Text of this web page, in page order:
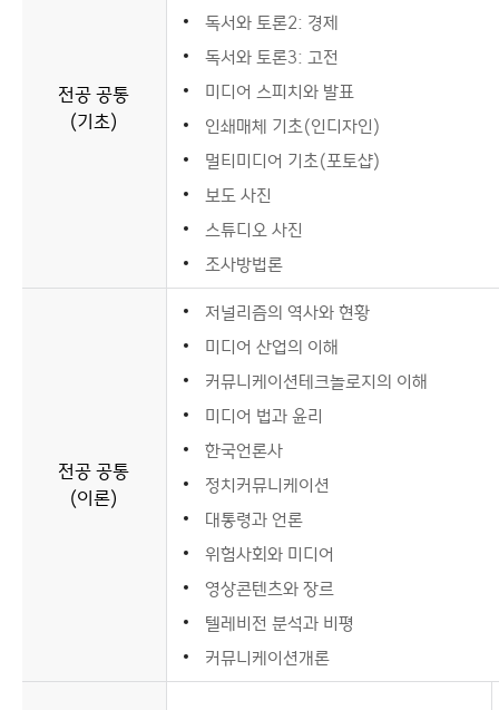
전공 공통
(기초)
독서와 토론2: 경제
독서와 토론3: 고전
미디어 스피치와 발표
인쇄매체 기초(인디자인)
멀티미디어 기초(포토샵)
보도 사진
스튜디오 사진
조사방법론
전공 공통
(이론)
저널리즘의 역사와 현황
미디어 산업의 이해
커뮤니케이션테크놀로지의 이해
미디어 법과 윤리
한국언론사
정치커뮤니케이션
대통령과 언론
위험사회와 미디어
영상콘텐츠와 장르
텔레비전 분석과 비평
커뮤니케이션개론